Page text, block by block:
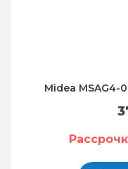
Midea MSAG4-